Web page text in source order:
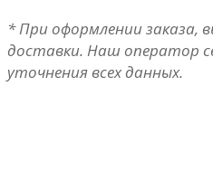
* При оформлении заказа,
доставки. Наш оператор
уточнения всех данных.